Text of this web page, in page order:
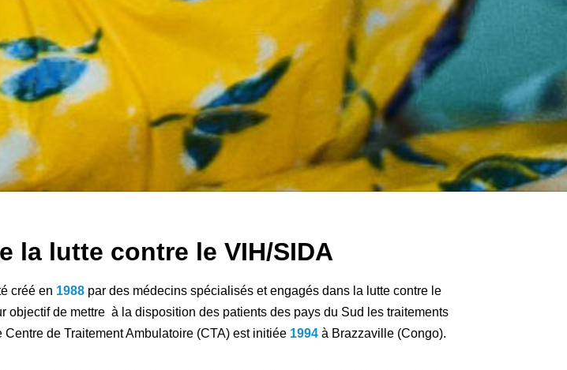
la lutte contre le VIH/SIDA
créé en 1988par des médecins spécialisés et engagés dans la lutte contre le
objectif de mettre à la disposition des patients des pays du Sud les traitements
de Traitement Ambulatoire (CTA) est initiée 1994à Brazzaville (Congo).